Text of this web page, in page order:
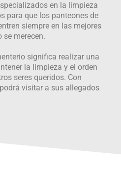
en la limpieza
para que los panteones de
siempre en las mejores
merecen.
significa realizar una
la limpieza y el orden
seres queridos. Con
visitar a sus allegados